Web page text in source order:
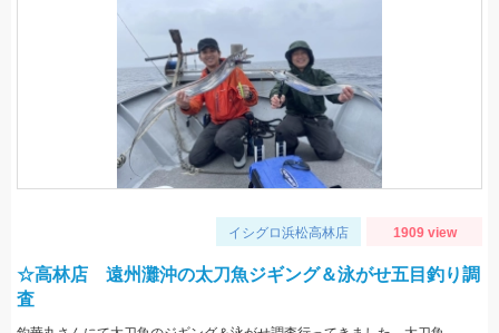
イシグロ浜松高林店 1909 view
☆高林店 遠州灘沖の太刀魚ジギング＆泳がせ五目釣り調
査